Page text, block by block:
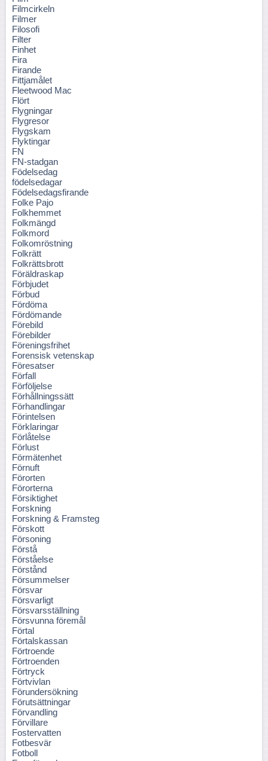
Filmcirkeln
Filmer
Filosofi
Filter
Finhet
Fira
Firande
Fittjamålet
Fleetwood Mac
Flört
Flygningar
Flygresor
Flygskam
Flyktingar
FN
FN-stadgan
Födelsedag
födelsedagar
Födelsedagsfirande
Folke Pajo
Folkhemmet
Folkmängd
Folkmord
Folkomröstning
Folkrätt
Folkrättsbrott
Föräldraskap
Förbjudet
Förbud
Fördöma
Fördömande
Förebild
Förebilder
Föreningsfrihet
Forensisk vetenskap
Föresatser
Förfall
Förföljelse
Förhållningssätt
Förhandlingar
Förintelsen
Förklaringar
Förlåtelse
Förlust
Förmätenhet
Förnuft
Förorten
Förorterna
Försiktighet
Forskning
Forskning & Framsteg
Förskott
Försoning
Förstå
Förståelse
Förstånd
Försummelser
Försvar
Försvarligt
Försvarsställning
Försvunna föremål
Förtal
Förtalskassan
Förtroende
Förtroenden
Förtryck
Förtvivlan
Förundersökning
Förutsättningar
Förvandling
Förvillare
Fostervatten
Fotbesvär
Fotboll